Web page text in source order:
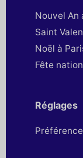
Nouvel An
Saint
Noël à
Fête
Réglages